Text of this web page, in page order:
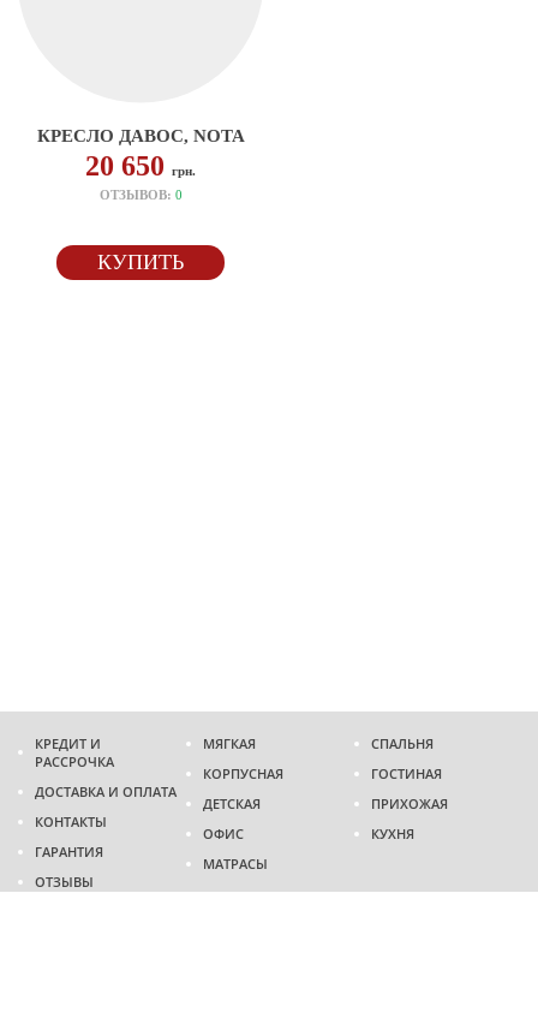
КРЕСЛО ДАВОС, NOTA
20 650грн.
ОТЗЫВОВ: 0
КУПИТЬ
КРЕДИТ И
РАССРОЧКА
ДОСТАВКА И ОПЛАТА
КОНТАКТЫ
ГАРАНТИЯ
ОТЗЫВЫ
МЯГКАЯ
КОРПУСНАЯ
ДЕТСКАЯ
ОФИС
МАТРАСЫ
СПАЛЬНЯ
ГОСТИНАЯ
ПРИХОЖАЯ
КУХНЯ